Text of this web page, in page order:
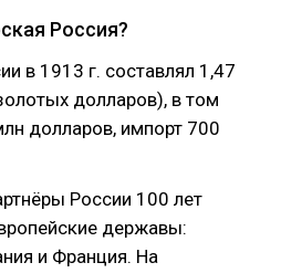
Россия?
в 1913 г. составлял 1,47
долларов), в том
долларов, импорт 700
России 100 лет
державы:
и Франция. На